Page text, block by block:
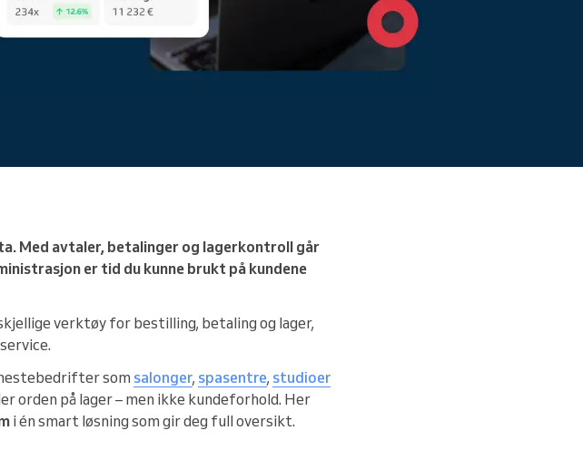
Med avtaler, betalinger og lagerkontroll går
er tid du kunne brukt på kundene
verktøy for bestilling, betaling og lager,
som salonger, spasentre, studioer
orden på lager – men ikke kundeforhold. Her
i én smart løsning som gir deg full oversikt.